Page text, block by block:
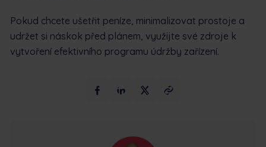
Pokud chcete ušetřit peníze, minimalizovat prostoje a
udržet si náskok před plánem, využijte své zdroje k
vytvoření efektivního programu údržby zařízení.